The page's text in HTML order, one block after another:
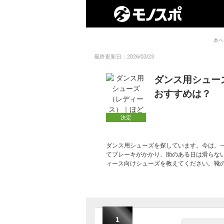
本
最終更新日：2026/03/23
決定
ダンス用シュ
おすすめは？
ダンス用シューズを探しています。今は
てブレーキがかかり、助のある日は滑らな
ィース向けシューズを教えてください。靴
1